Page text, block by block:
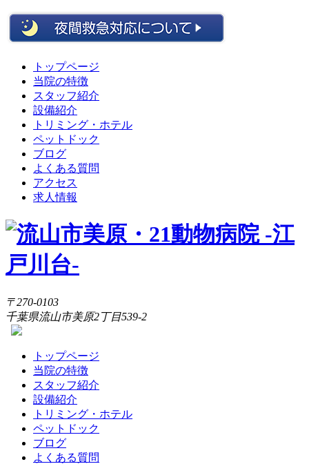
トップページ
当院の特徴
スタッフ紹介
設備紹介
トリミング・ホテル
ペットドック
ブログ
よくある質問
アクセス
求人情報
〒270-0103
千葉県流山市美原2丁目539-2
トップページ
当院の特徴
スタッフ紹介
設備紹介
トリミング・ホテル
ペットドック
ブログ
よくある質問